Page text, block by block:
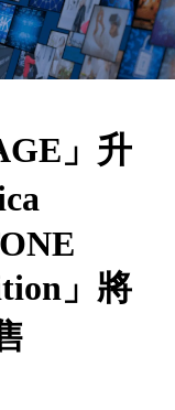
」升
」將